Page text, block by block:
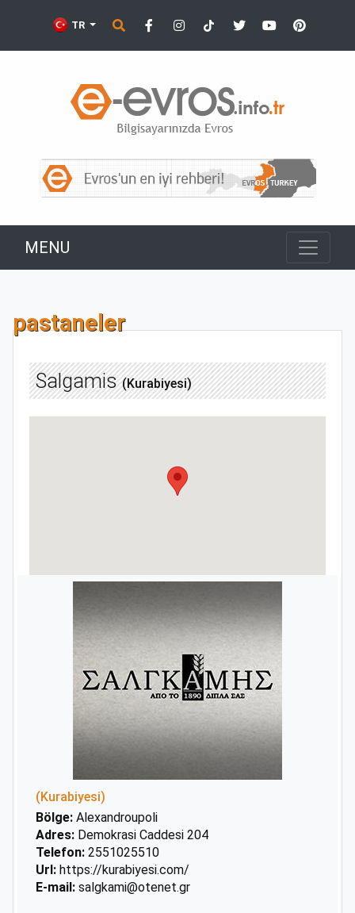
TR
MENU
pastaneler
Salgamis(Kurabiyesi)
(Kurabiyesi)
Bölge: Alexandroupoli
Adres: Demokrasi Caddesi 204
Telefon: 2551025510
Url: https://kurabiyesi.com/
E-mail: salgkami@otenet.gr